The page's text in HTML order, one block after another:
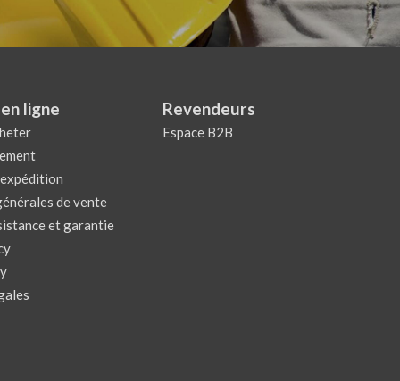
ligne
de vente
et garantie
Revendeurs
Espace B2B